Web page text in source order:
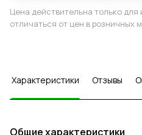
Цена действительна только
отличаться от цен в розничных
Характеристики Отзывы
Общие характеристики